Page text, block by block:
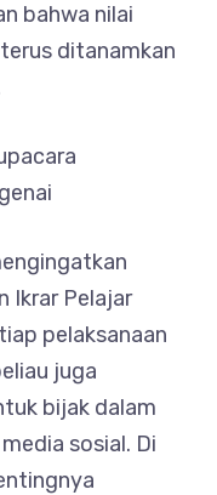
bahwa nilai
ditanamkan
Ikrar Pelajar
pelaksanaan
juga
bijak dalam
sosial. Di